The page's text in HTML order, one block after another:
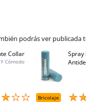
podrás ver publicada
Collar
Cómodo
Spray
Bricolaje